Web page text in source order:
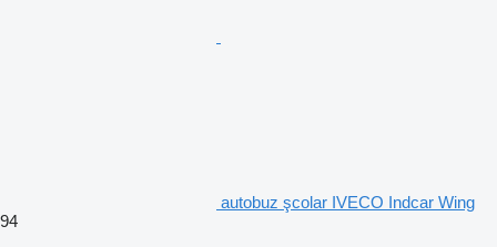
autobuz şcolar IVECO Indcar Wing
94